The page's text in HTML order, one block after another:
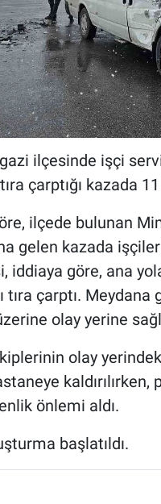
ilçesinde işçi
çarptığı kazada
ilçede bulunan
gelen kazada
iddiaya göre, ana
tıra çarptı.
olay yerine
olay
önlemi aldı.
başlatıldı.